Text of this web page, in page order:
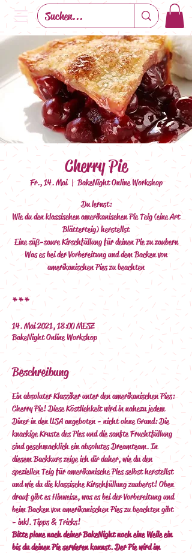
Cherry Pie
Fr., 14. Mai
  |
BakeNight Online Workshop
Du lernst:
Wie du den klassischen amerikanischen Pie Teig (eine Art
Blätterteig) herstellst
Eine süß-saure Kirschfüllung für deinen Pie zu zaubern
Was es bei der Vorbereitung und dem Backen von
amerikanischen Pies zu beachten
***
14. Mai 2021, 18:00 MESZ
BakeNight Online Workshop
Beschreibung
Ein absoluter Klassiker unter den amerikanischen Pies:
Cherry Pie! Diese Köstlichkeit wird in nahezu jedem
Diner in den USA angeboten - nicht ohne Grund: Die
knackige Kruste des Pies und die sanfte Fruchtfüllung
sind geschmacklich ein absolutes Dreamteam. In
diesem Backkurs zeige ich dir daher, wie du den
speziellen Teig für amerikanische Pies selbst herstellst
und wie du die klassische Kirschfüllung zauberst! Oben
drauf gibt es Hinweise, was es bei der Vorbereitung und
beim Backen von amerikanischen Pies zu beachten gibt
- inkl. Tipps & Tricks!
Bitte plane nach deiner BakeNight noch eine Weile ein
bis du deinen Pie servieren kannst. Der Pie wird im